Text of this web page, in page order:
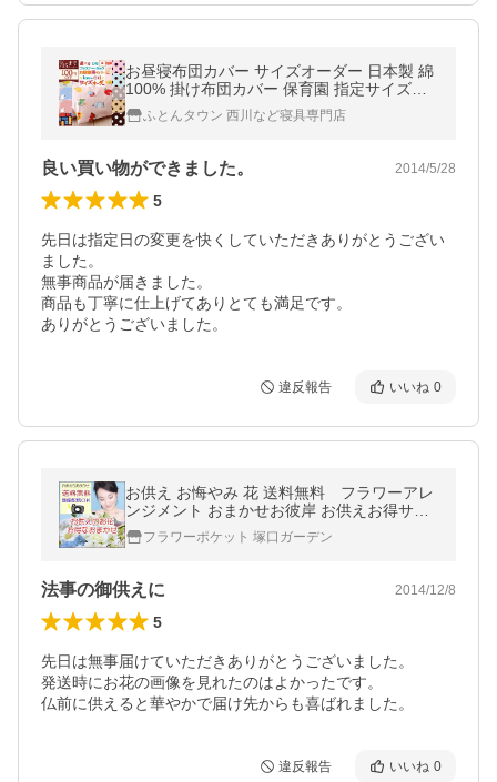
お昼寝布団カバー サイズオーダー 日本製 綿
100% 掛け布団カバー 保育園 指定サイズに
対応 えいご シープ トイブロック
ふとんタウン 西川など寝具専門店
良い買い物ができました。 2014/5/28
5
先日は指定日の変更を快くしていただきありがとうござい
ました。
無事商品が届きました。
商品も丁寧に仕上げてありとても満足です。
ありがとうございました。
違反報告 いいね 0
お供え お悔やみ 花 送料無料 フラワーアレ
ンジメント おまかせお彼岸 お供えお得サイ
ズMフラワーポケット 塚口ガーデン
法事の御供えに 2014/12/8
5
先日は無事届けていただきありがとうございました。
発送時にお花の画像を見れたのはよかったです。
仏前に供えると華やかで届け先からも喜ばれました。
違反報告 いいね 0